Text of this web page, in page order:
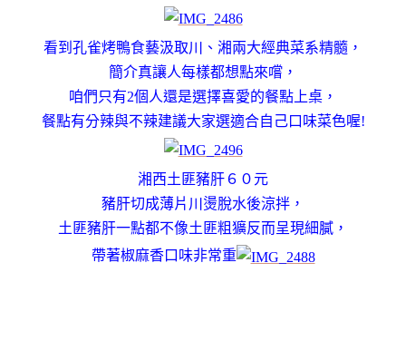
看到孔雀烤鴨食藝汲取川、湘兩大經典菜系精髓，
簡介真讓人每樣都想點來嚐，
咱們只有2個人還是選擇喜愛的餐點上桌，
餐點有分辣與不辣建議大家選適合自己口味菜色喔!
湘西土匪豬肝６０元
豬肝切成薄片川燙脫水後涼拌，
土匪豬肝一點都不像土匪粗獷反而呈現細膩，
帶著椒麻香口味非常重